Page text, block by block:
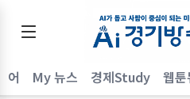
어 My 뉴스 경제Study 웹